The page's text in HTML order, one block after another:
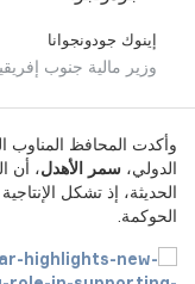
إينوك جودونجوانا
وزير مالية جنوب
وأكدت المحافظ المناوب
الدولي، سمر الأهدل، أن
الحديثة، إذ تشكل
الحوكمة.